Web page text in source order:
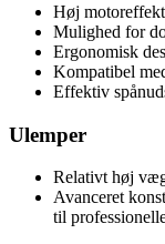
Høj
Mulighed for
Ergonomisk
Kompatibel
Effektiv
Ulemper
Relativt høj
Avanceret
til